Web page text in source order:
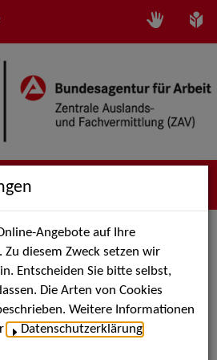
als PDF speichern
Angebote auf Ihre
Zu diesem Zweck setzen wir
Entscheiden Sie bitte selbst,
Die Arten von Cookies
Weitere Informationen
Datenschutzerklärung